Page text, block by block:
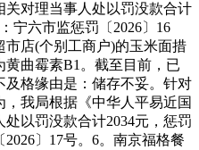
对理当事人处以罚没款合计
宁六市监惩罚〔2026〕16
店(个别工商户)的玉米面措
曲霉素B1。截至目前，已
格缘由是：储存不妥。针对
我局根据《中华人平易近国
以罚没款合计2034元，惩罚
〕17号。6。南京福格餐